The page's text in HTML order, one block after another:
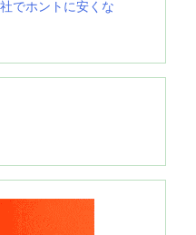
でホントに安くな